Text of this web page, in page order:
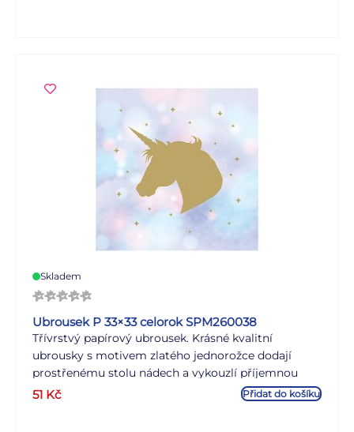
Skladem
Ubrousek P 33×33 celorok SPM260038
Třívrstvý papírový ubrousek. Krásné kvalitní
ubrousky s motivem zlatého jednorožce dodají
prostřenému stolu nádech a vykouzlí příjemnou
atmosféru. Ideální na dětské oslavy, narozeninové
51 Kč Přidat do košíku